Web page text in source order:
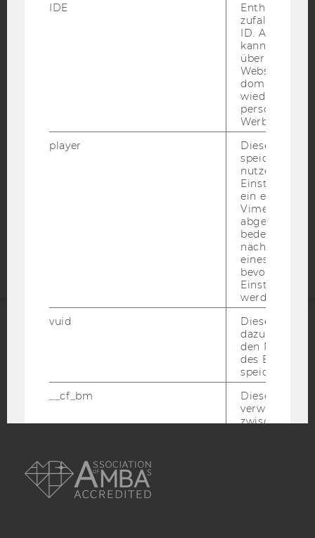
BARRIEREFREIHEITSERKLÄRUNG WEBSEITE
DATENSCHUTZERKLÄRUNG SOCIAL MEDIA
STUDIENBEWERBER*INNEN UND STUDIERENDE
Barrierefreiheitserklärung
IDE
Enthält eine
ID. Anhand
kann Google
über
Websites
Werbung
player
Dieses Cookie
speichert
ein
Vimeo-Video
abgespielt
bedeutet,
nächsten
eines Vimeo-
bevorzugten
werden.
vuid
Dieser
dazu
den
des
speichern.
__cf_bm
Dieses
verwendet,
zwischen